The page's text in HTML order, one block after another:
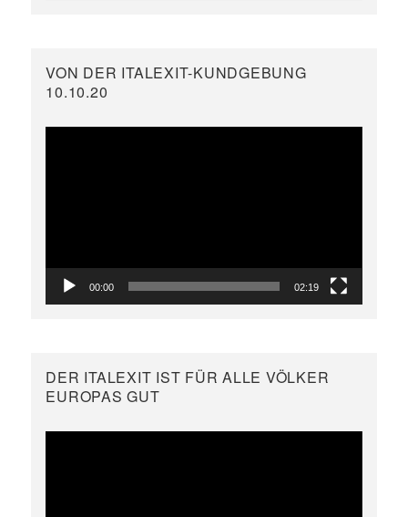
VON DER ITALEXIT-KUNDGEBUNG
10.10.20
00:00 02:19
DER ITALEXIT IST FÜR ALLE VÖLKER
EUROPAS GUT